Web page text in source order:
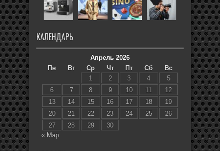
КАЛЕНДАРЬ
Апрель 2026
Пн
Вт Ср Чт Пт Сб
Вс
1
2 3 4
5
6
7 8 9 10 11
12
13
14 15 16 17 18
19
20
21 22 23 24 25
26
27
28 29
30
« Мар